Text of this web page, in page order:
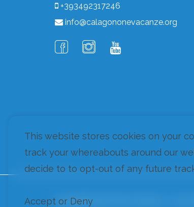
+393492317246
info@calagononevacanze.org
Copyright Cala Gonone Vacanze - Louer
This website stores cookies on your
track your whereabouts around our
decide to to opt-out of any future
Accept or Deny